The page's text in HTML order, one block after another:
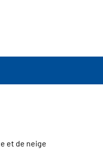
et de neige